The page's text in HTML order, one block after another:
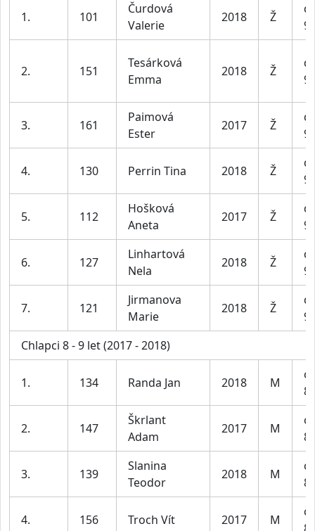
1. 101
Čurdová
Valerie
2018 Ž
9
2. 151
Tesárková
Emma
2018 Ž
9
3. 161
Paimová
Ester
2017 Ž
9
4. 130 Perrin Tina 2018 Ž
9
5. 112
Hošková
Aneta
2017 Ž
9
6. 127
Linhartová
Nela
2018 Ž
9
7. 121
Jirmanova
Marie
2018 Ž
9
Chlapci 8 - 9 let (2017 - 2018)
1. 134 Randa Jan 2018 M
2. 147
Škrlant
Adam
2017 M
3. 139
Slanina
Teodor
2018 M
4. 156 Troch Vít 2017 M